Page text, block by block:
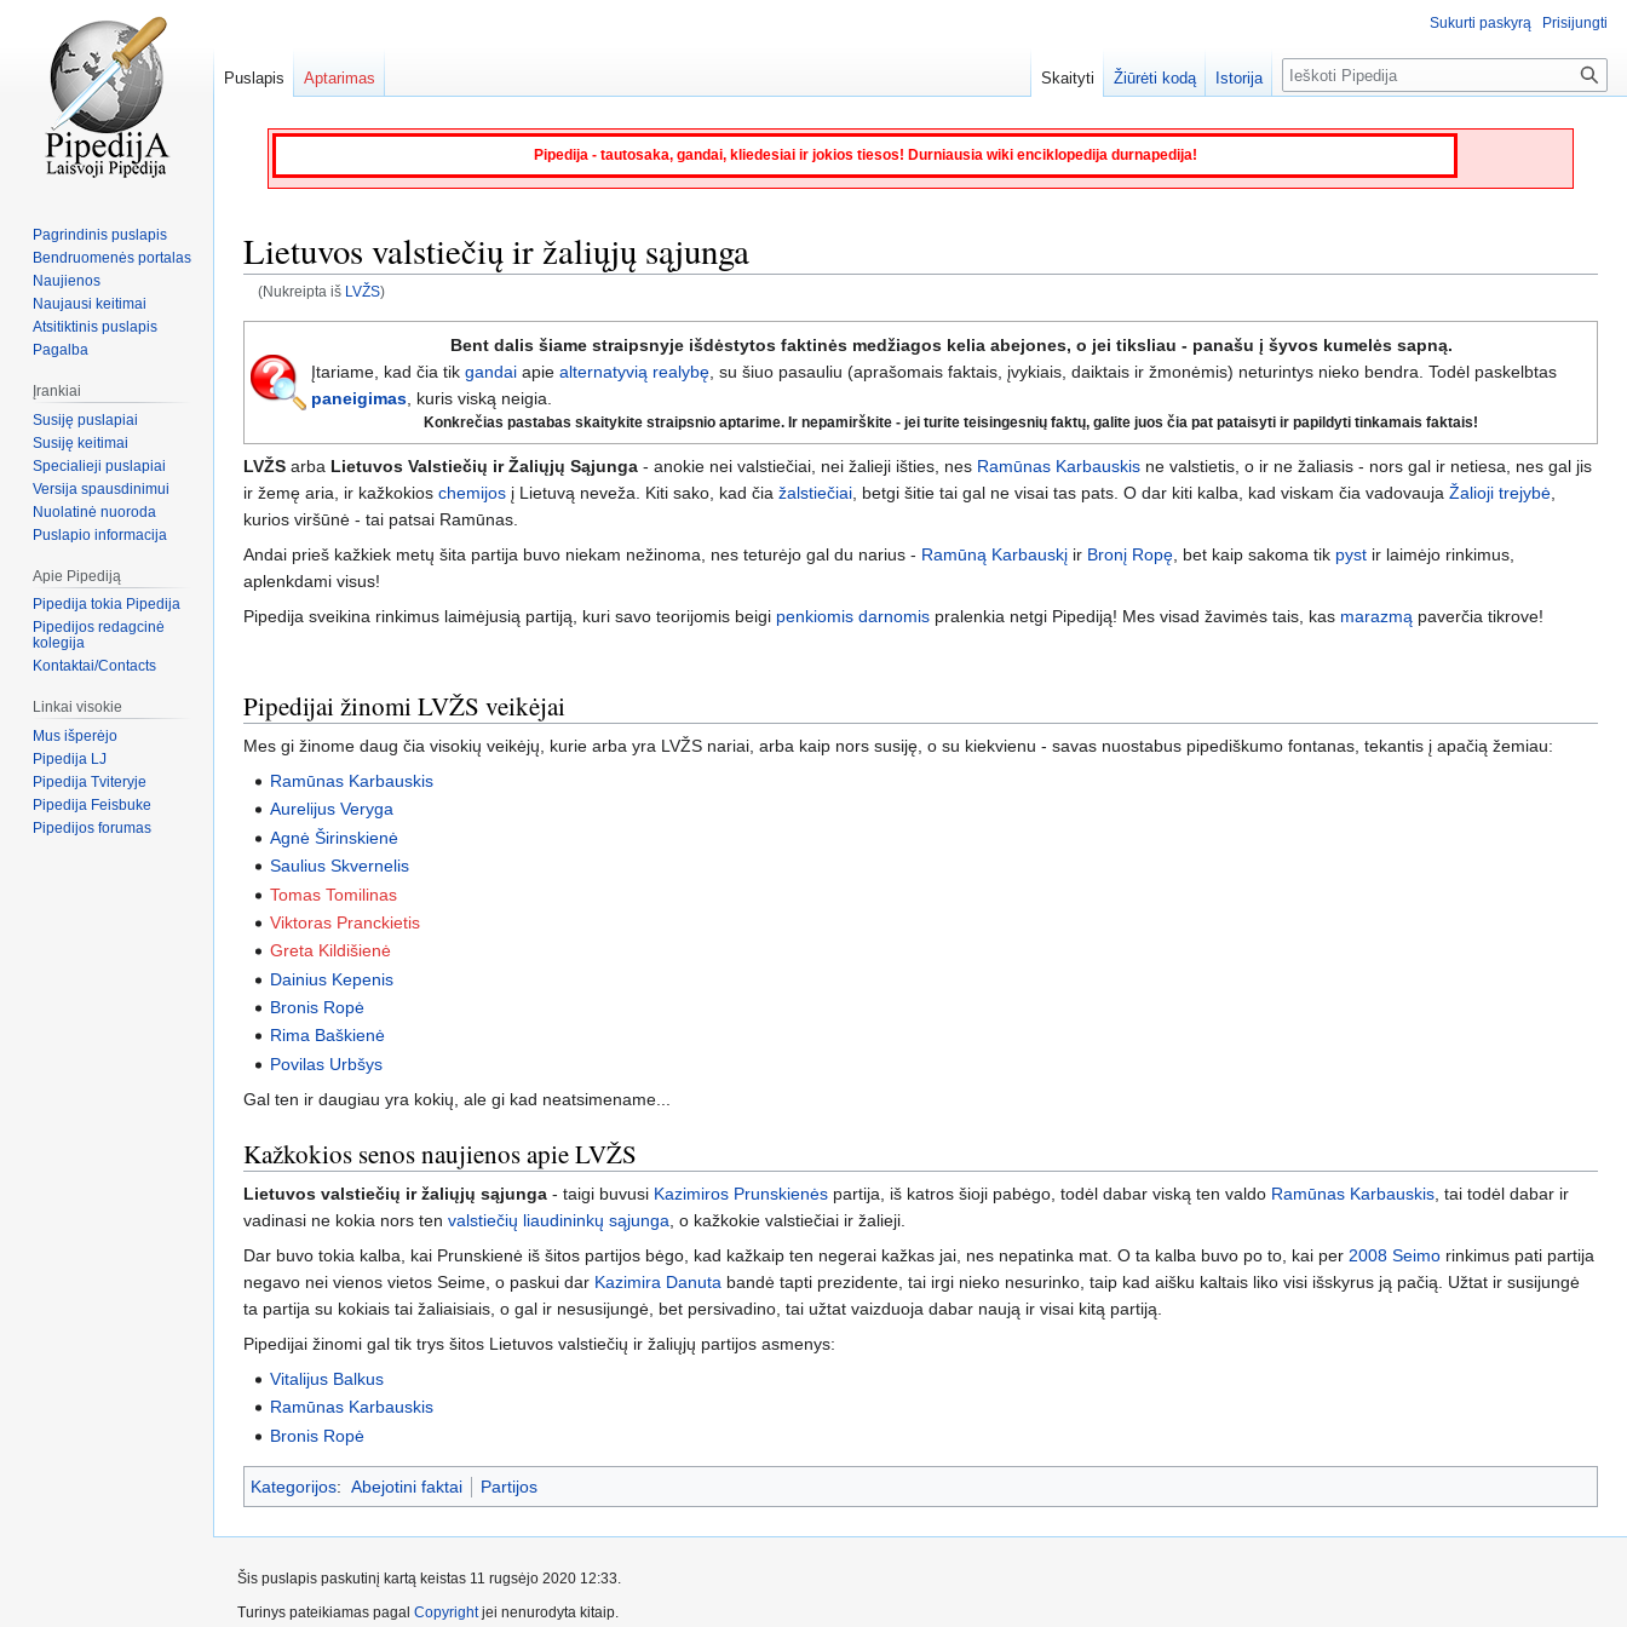
Pipedija - tautosaka, gandai, kliedesiai ir jokios tiesos! Durniausia wiki enciklopedija durnapedija!
Lietuvos valstiečių ir žaliųjų sąjunga
(Nukreipta iš LVŽS)
to
navigation
to
search
Bent dalis šiame straipsnyje išdėstytos faktinės medžiagos kelia abejones, o jei tiksliau - panašu į šyvos kumelės sapną.
Įtariame, kad čia tik gandai apie alternatyvią realybę , su šiuo pasauliu (aprašomais faktais, įvykiais, daiktais ir žmonėmis) neturintys nieko bendra. Todėl paskelbtas
paneigimas , kuris viską neigia.
Konkrečias pastabas skaitykite straipsnio aptarime. Ir nepamirškite - jei turite teisingesnių faktų, galite juos čia pat pataisyti ir papildyti tinkamais faktais!
LVŽS arba Lietuvos Valstiečių ir Žaliųjų Sąjunga - anokie nei valstiečiai, nei žalieji išties, nes Ramūnas Karbauskis ne valstietis, o ir ne žaliasis - nors gal ir netiesa, nes gal jis
ir žemę aria, ir kažkokios chemijos į Lietuvą neveža. Kiti sako, kad čia žalstiečiai , betgi šitie tai gal ne visai tas pats. O dar kiti kalba, kad viskam čia vadovauja Žalioji trejybė
kurios viršūnė - tai patsai Ramūnas.
Andai prieš kažkiek metų šita partija buvo niekam nežinoma, nes teturėjo gal du narius - Ramūną Karbauskį ir Bronį Ropę , bet kaip sakoma tik pyst ir laimėjo rinkimus,
aplenkdami visus!
Pipedija sveikina rinkimus laimėjusią partiją, kuri savo teorijomis beigi penkiomis darnomis pralenkia netgi Pipediją! Mes visad žavimės tais, kas marazmą paverčia tikrove!
Pipedijai žinomi LVŽS veikėjai
Mes gi žinome daug čia visokių veikėjų, kurie arba yra LVŽS nariai, arba kaip nors susiję, o su kiekvienu - savas nuostabus pipediškumo fontanas, tekantis į apačią žemiau:
Ramūnas Karbauskis
Aurelijus Veryga
Agnė Širinskienė
Saulius Skvernelis
Tomas Tomilinas
Viktoras Pranckietis
Greta Kildišienė
Dainius Kepenis
Bronis Ropė
Rima Baškienė
Povilas Urbšys
Gal ten ir daugiau yra kokių, ale gi kad neatsimename...
Kažkokios senos naujienos apie LVŽS
Lietuvos valstiečių ir žaliųjų sąjunga - taigi buvusi Kazimiros Prunskienės partija, iš katros šioji pabėgo, todėl dabar viską ten valdo Ramūnas Karbauskis , tai todėl dabar ir
vadinasi ne kokia nors ten valstiečių liaudininkų sąjunga , o kažkokie valstiečiai ir žalieji.
Dar buvo tokia kalba, kai Prunskienė iš šitos partijos bėgo, kad kažkaip ten negerai kažkas jai, nes nepatinka mat. O ta kalba buvo po to, kai per 2008 Seimo rinkimus pati partija
negavo nei vienos vietos Seime, o paskui dar Kazimira Danuta bandė tapti prezidente, tai irgi nieko nesurinko, taip kad aišku kaltais liko visi išskyrus ją pačią. Užtat ir susijungė
ta partija su kokiais tai žaliaisiais, o gal ir nesusijungė, bet persivadino, tai užtat vaizduoja dabar naują ir visai kitą partiją.
Pipedijai žinomi gal tik trys šitos Lietuvos valstiečių ir žaliųjų partijos asmenys:
Vitalijus Balkus
Ramūnas Karbauskis
Bronis Ropė
Kategorijos: Abejotini faktai Partijos
Sukurti paskyrą Prisijungti
Puslapis Aptarimas Skaityti Žiūrėti kodą Istorija Paieška
Pagrindinis puslapis
Bendruomenės portalas
Naujienos
Naujausi keitimai
Atsitiktinis puslapis
Pagalba
Įrankiai
Susiję puslapiai
Susiję keitimai
Specialieji puslapiai
Versija spausdinimui
Nuolatinė nuoroda
Puslapio informacija
Apie Pipediją
Pipedija tokia Pipedija
Pipedijos redagcinė
kolegija
Kontaktai/Contacts
Linkai visokie
Mus išperėjo
Pipedija LJ
Pipedija Tviteryje
Pipedija Feisbuke
Pipedijos forumas
Šis puslapis paskutinį kartą keistas 11 rugsėjo 2020 12:33.
Turinys pateikiamas pagal Copyrightjei nenurodyta kitaip.